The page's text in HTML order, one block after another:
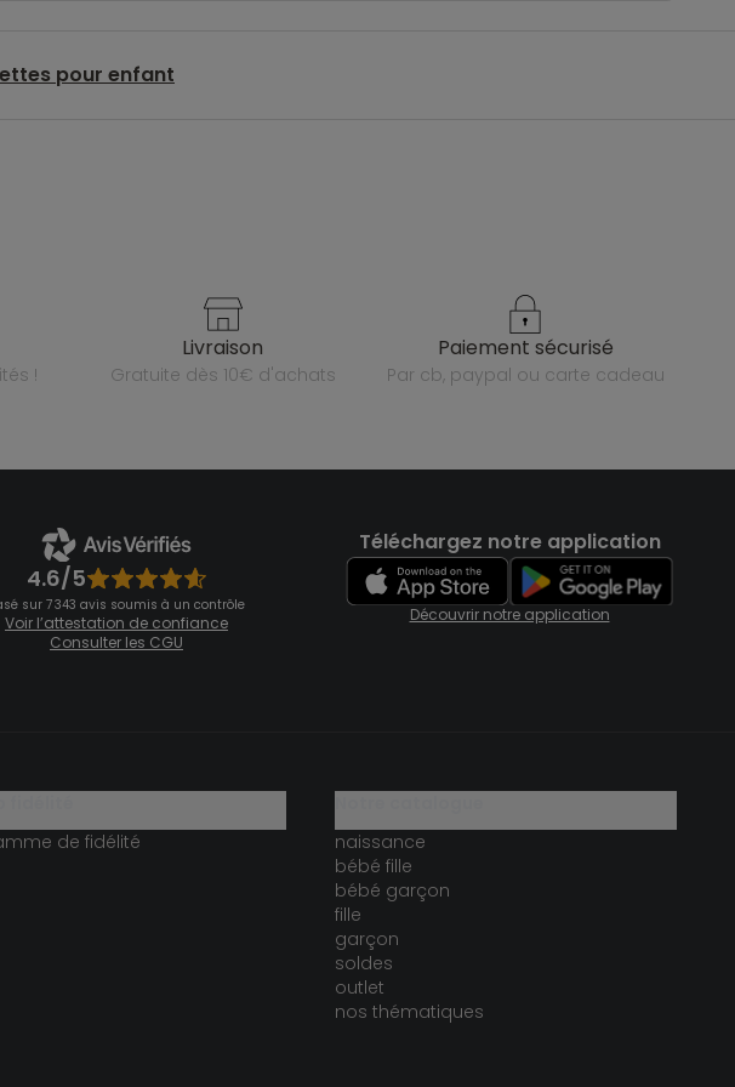
pour enfant
!
livraison
gratuite dès 10€ d'achats
paiement sécurisé
par cb, paypal ou carte cadeau
4.6/5
sur 7 343 avis soumis à un contrôle
Voir l’attestation de confiance
Consulter les CGU
Téléchargez notre application
Découvrir notre application
de fidélité
naissance
bébé fille
bébé garçon
fille
garçon
soldes
outlet
nos thématiques